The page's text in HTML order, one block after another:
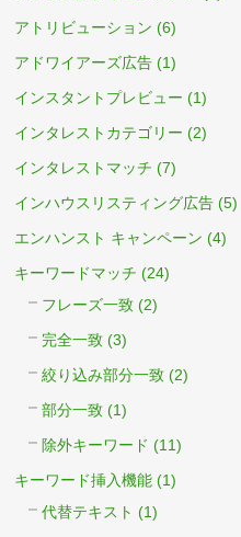
アトリビューション (6)
アドワイアーズ広告 (1)
インスタントプレビュー (1)
インタレストカテゴリー (2)
インタレストマッチ (7)
インハウスリスティング広告 (5)
エンハンスト キャンペーン (4)
キーワードマッチ (24)
フレーズ一致 (2)
完全一致 (3)
絞り込み部分一致 (2)
部分一致 (1)
除外キーワード (11)
キーワード挿入機能 (1)
代替テキスト (1)